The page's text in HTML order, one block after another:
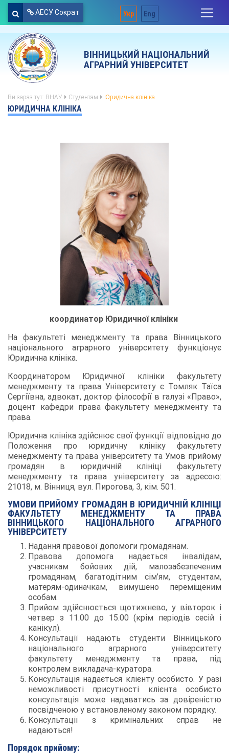
АЕСУ Сократ Укр Eng
ВІННИЦЬКИЙ НАЦІОНАЛЬНИЙ
АГРАРНИЙ УНІВЕРСИТЕТ
Ви зараз тут: ВНАУ Студентам Юридична клініка
ЮРИДИЧНА КЛІНІКА
координатор Юридичної клініки
На факультеті менеджменту та права Вінницького
національного аграрного університету функціонує
Юридична клініка.
Координатором Юридичної клініки факультету
менеджменту та права Університету є Томляк Таїса
Сергіївна, адвокат, доктор філософії в галузі «Право»,
доцент кафедри права факультету менеджменту та
права.
Юридична клініка здійснює свої функції відповідно до
Положення про юридичну клініку факультету
менеджменту та права університету та Умов прийому
громадян в юридичній клініці факультету
менеджменту та права університету за адресою:
21018, м. Вінниця, вул. Пирогова, 3, кім. 501.
УМОВИ ПРИЙОМУ ГРОМАДЯН В ЮРИДИЧНІЙ КЛІНІЦІ
ФАКУЛЬТЕТУ МЕНЕДЖМЕНТУ ТА ПРАВА
ВІННИЦЬКОГО НАЦІОНАЛЬНОГО АГРАРНОГО
УНІВЕРСИТЕТУ
Надання правової допомоги громадянам.
Правова допомога надається інвалідам,
учасникам бойових дій, малозабезпеченим
громадянам, багатодітним сім’ям, студентам,
матерям-одиначкам, вимушено переміщеним
особам.
Прийом здійснюється щотижнево, у вівторок і
четвер з 11.00 до 15.00 (крім періодів сесій і
канікул).
Консультації надають студенти Вінницького
національного аграрного університету
факультету менеджменту та права, під
контролем викладача-куратора.
Консультація надається клієнту особисто. У разі
неможливості присутності клієнта особисто
консультація може надаватись за довіреністю
посвідченою у встановленому законом порядку.
Консультації з кримінальних справ не
надаються!
Порядок прийому: